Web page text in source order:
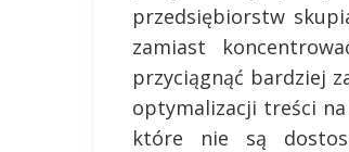
przedsiębiorstw
zamiast
przyciągnąć bardziej
optymalizacji treści
które nie są